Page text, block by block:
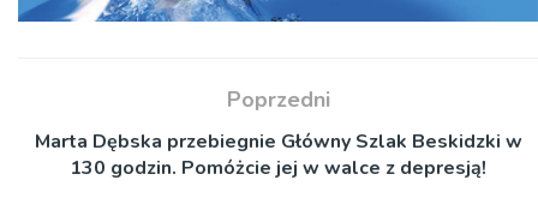
Poprzedni
Marta Dębska przebiegnie Główny Szlak Beskidzki w
130 godzin. Pomóżcie jej w walce z depresją!